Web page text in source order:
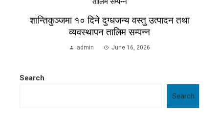
शान्तिकुञ्जमा १० दिने दुग्धजन्य वस्तु उत्पादन तथा
व्यवस्थापन तालिम सम्पन्न
admin June 16, 2026
Search
Search